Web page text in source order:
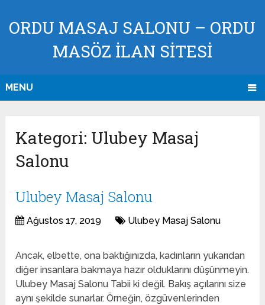
ORDU MASAJ SALONU – ORDU
MASÖZ İLAN SİTESİ
MENU
Kategori: Ulubey Masaj
Salonu
Ulubey Masaj Salonu
Ağustos 17, 2019 Ulubey Masaj Salonu
Ancak, elbette, ona baktığınızda, kadınların yukarıdan
diğer insanlara bakmaya hazır olduklarını düşünmeyin.
Ulubey Masaj Salonu Tabii ki değil. Bakış açılarını size
aynı şekilde sunarlar. Örneğin, özgüvenlerinden